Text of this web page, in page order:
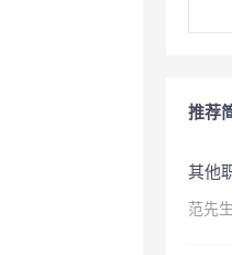
推荐
其他
范先生